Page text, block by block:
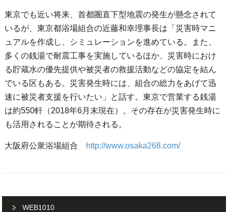
東京でも近い将来、首都圏直下型地震の発生が懸念されて
いるが、東京都浴場組合の近藤和幸理事長は「災害時マニ
ュアルを作成し、シミュレーションを進めている。また、
多くの銭湯で耐震工事を実施しているほか、災害時におけ
る貯蔵水の優先提供や被災者の救援活動などの協定を結ん
でいる区もある。災害発生時には、組合の総力をあげて迅
速に被災者支援を行いたい」と話す。東京で営業する銭湯
は約550軒（2018年6月末現在）。その存在が災害発生時に
も活用されることが期待される。
大阪府公衆浴場組合 http://www.osaka268.com/
WEB1010